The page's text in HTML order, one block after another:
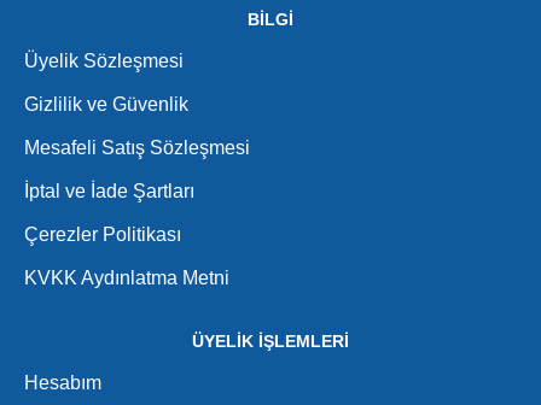
BİLGİ
Üyelik Sözleşmesi
Gizlilik ve Güvenlik
Mesafeli Satış Sözleşmesi
İptal ve İade Şartları
Çerezler Politikası
KVKK Aydınlatma Metni
ÜYELİK İŞLEMLERİ
Hesabım